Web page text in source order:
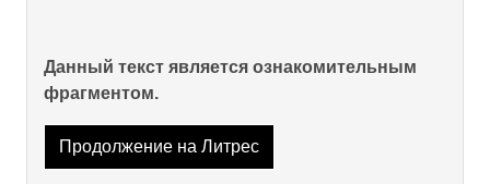
Данный текст является ознакомительным
фрагментом.
Продолжение на Литрес